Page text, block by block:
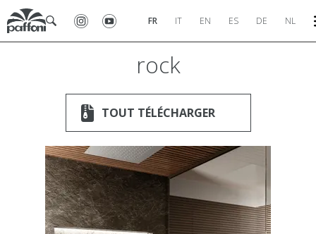
FR IT EN ES DE NL
rock
TOUT TÉLÉCHARGER